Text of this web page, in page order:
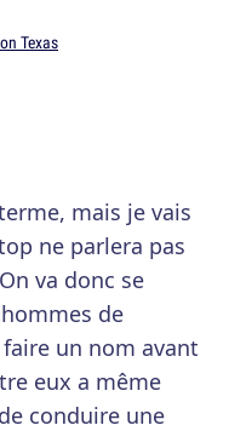
Texas
mais je vais
ne parlera pas
va donc se
de
un nom avant
eux a même
conduire une